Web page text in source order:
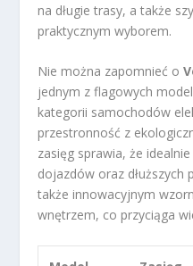
na długie trasy, a także
praktycznym wyborem.
Nie można zapomnieć o
jednym z flagowych
kategorii samochodów
przestronność z
zasięg sprawia, że
dojazdów oraz dłuższych
także innowacyjnym
wnętrzem, co przyciąga